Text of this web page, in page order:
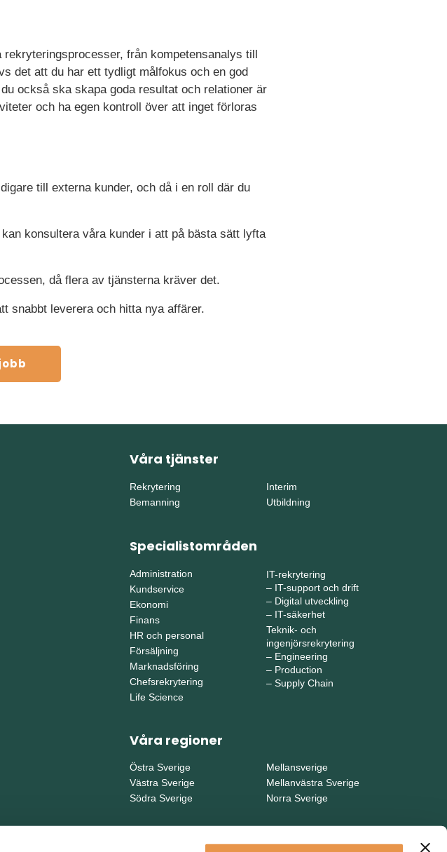
från kompetensanalys till
det att du har ett tydligt målfokus och en god
också ska skapa goda resultat och relationer är
och ha egen kontroll över att inget förloras
till externa kunder, och då i en roll där du
konsultera våra kunder i att på bästa sätt lyfta
då flera av tjänsterna kräver det.
snabbt leverera och hitta nya affärer.
Våra tjänster
Rekrytering
Bemanning
Interim
Utbildning
Specialistområden
Administration
Kundservice
Ekonomi
Finans
HR och personal
Försäljning
Marknadsföring
Chefsrekrytering
Life Science
IT-rekrytering
– IT-support och drift
– Digital utveckling
– IT-säkerhet
Teknik- och
ingenjörsrekrytering
– Engineering
– Production
– Supply Chain
Våra regioner
Östra Sverige
Västra Sverige
Södra Sverige
Mellansverige
Mellanvästra Sverige
Norra Sverige